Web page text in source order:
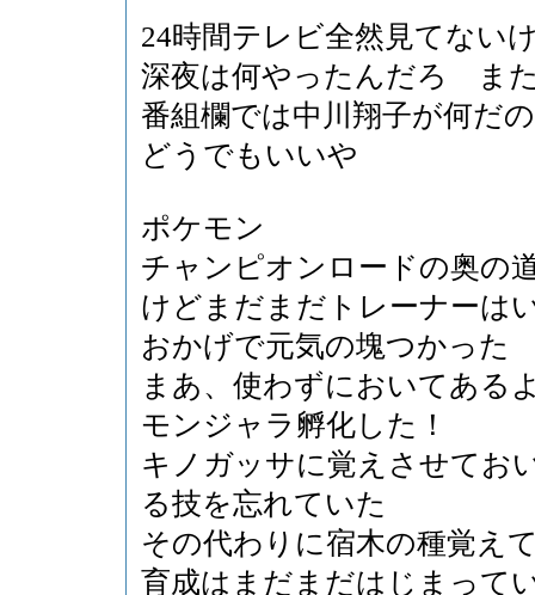
24時間テレビ全然見てない
深夜は何やったんだろ ま
番組欄では中川翔子が何だ
どうでもいいや
ポケモン
チャンピオンロードの奥の
けどまだまだトレーナーは
おかげで元気の塊つかった
まあ、使わずにおいてある
モンジャラ孵化した！
キノガッサに覚えさせてお
る技を忘れていた
その代わりに宿木の種覚え
育成はまだまだはじまって